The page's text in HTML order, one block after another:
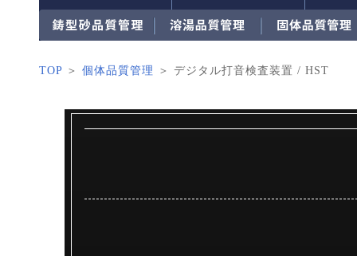
TOP ＞ 個体品質管理 ＞ デジタル打音検査装置 / HST